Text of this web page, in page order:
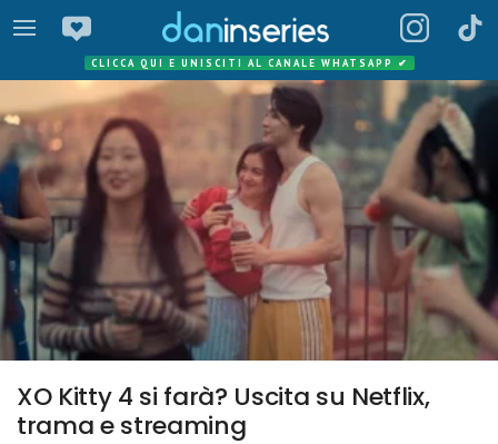
CLICCA QUI E UNISCITI AL CANALE WHATSAPP ✔
XO Kitty 4 si farà? Uscita su Netflix,
trama e streaming